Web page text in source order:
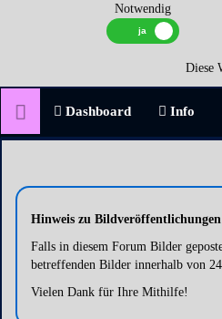
Notwendig
Diese
Dashboard Info
Hinweis zu
Falls in diesem Forum Bilder
betreffenden Bilder innerhalb von
Vielen Dank für Ihre Mithilfe!